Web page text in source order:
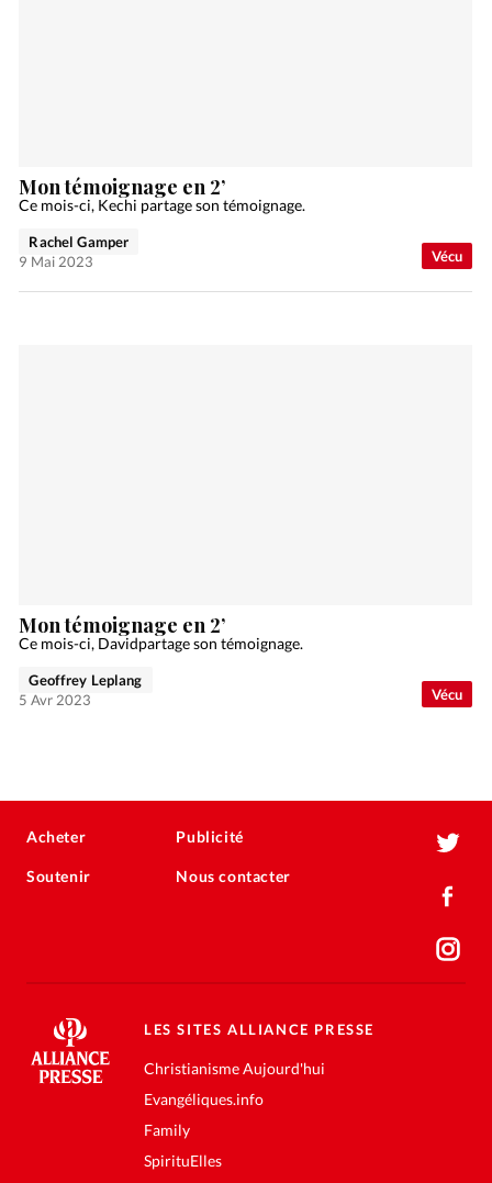
Vécu
Mon témoignage en 2’
Ce mois-ci, Kechi partage son témoignage.
Rachel Gamper
9 Mai 2023
Vécu
Mon témoignage en 2’
Ce mois-ci, Davidpartage son témoignage.
Geoffrey Leplang
5 Avr 2023
Acheter
Soutenir
Publicité
Nous contacter
LES SITES ALLIANCE PRESSE
Christianisme Aujourd'hui
Evangéliques.info
Family
SpirituElles